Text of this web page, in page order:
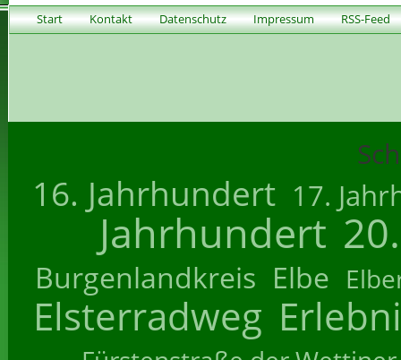
Start Kontakt Datenschutz Impressum RSS-Feed
16. Jahrhundert 17.
Jahrhundert
Burgenlandkreis Elbe
Elsterradweg